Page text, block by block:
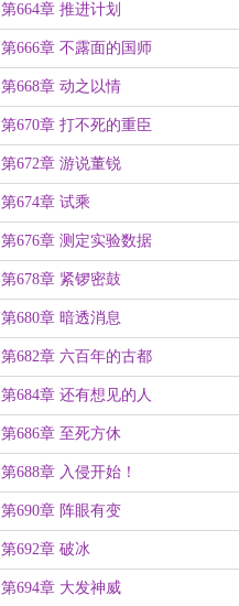
第664章 推进计划
第666章 不露面的国师
第668章 动之以情
第670章 打不死的重臣
第672章 游说董锐
第674章 试乘
第676章 测定实验数据
第678章 紧锣密鼓
第680章 暗透消息
第682章 六百年的古都
第684章 还有想见的人
第686章 至死方休
第688章 入侵开始！
第690章 阵眼有变
第692章 破冰
第694章 大发神威